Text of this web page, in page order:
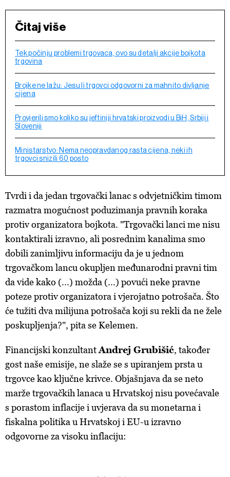
Čitaj više
Tek počinju problemi trgovaca, ovo su detalji akcije bojkota
trgovina
Brojke ne lažu: Jesu li trgovci odgovorni za mahnito divljanje
cijena
Provjerili smo koliko su jeftiniji hrvatski proizvodi u BiH, Srbiji i
Sloveniji
Ministarstvo: Nema neopravdanog rasta cijena, neki ih
trgovci snizili 60 posto
Tvrdi i da jedan trgovački lanac s odvjetničkim timom
razmatra mogućnost poduzimanja pravnih koraka
protiv organizatora bojkota. "Trgovački lanci me nisu
kontaktirali izravno, ali posrednim kanalima smo
dobili zanimljivu informaciju da je u jednom
trgovačkom lancu okupljen međunarodni pravni tim
da vide kako (...) možda (...) povući neke pravne
poteze protiv organizatora i vjerojatno potrošača. Što
će tužiti dva milijuna potrošača koji su rekli da ne žele
poskupljenja?", pita se Kelemen.
Financijski konzultantAndrej Grubišić, također
gost naše emisije, ne slaže se s upiranjem prsta u
trgovce kao ključne krivce. Objašnjava da se neto
marže trgovačkih lanaca u Hrvatskoj nisu povećavale
s porastom inflacije i uvjerava da su monetarna i
fiskalna politika u Hrvatskoj i EU-u izravno
odgovorne za visoku inflaciju: